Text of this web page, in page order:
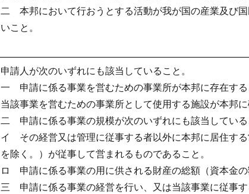
二 本邦において行おうとする活動が我が国の産業及び
いこと。
申請人が次のいずれにも該当していること。
一 申請に係る事業を営むための事業所が本邦に存在す
当該事業を営むための事業所として使用する施設が本邦に
二 申請に係る事業の規模が次のいずれにも該当している
イ その経営又は管理に従事する者以外に本邦に居住す
を除く。）が従事して営まれるものであること。
ロ 申請に係る事業の用に供される財産の総額（資本金
三 申請に係る事業の経営を行い、又は当該事業に従事